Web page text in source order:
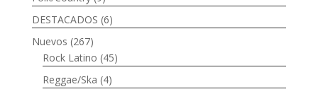
DESTACADOS (6)
Nuevos (267)
Rock Latino (45)
Reggae/Ska (4)